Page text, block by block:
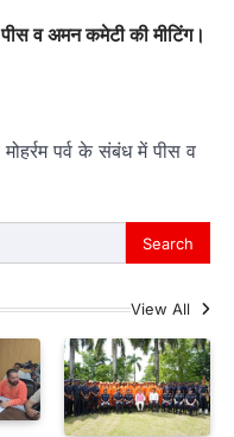
व अमन कमेटी की मीटिंग।
पर्व के संबंध में पीस व
View All